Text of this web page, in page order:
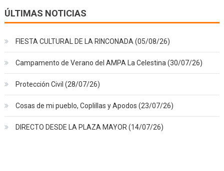
ÚLTIMAS NOTICIAS
FIESTA CULTURAL DE LA RINCONADA (05/08/26)
Campamento de Verano del AMPA La Celestina (30/07/26)
Protección Civil (28/07/26)
Cosas de mi pueblo, Coplillas y Apodos (23/07/26)
DIRECTO DESDE LA PLAZA MAYOR (14/07/26)